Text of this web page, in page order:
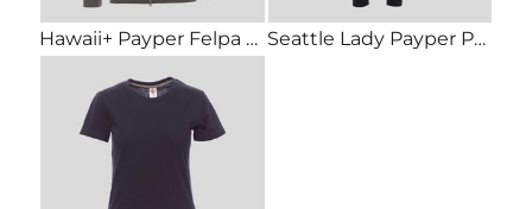
Hawaii+ Payper Felpa uomo leggera con cappuccio e zip e lacci in contrasto 80% cotone 20% poliestere Seattle Lady Payper Pantalone donna in felpa rib su fondo e vita e lacci in contrasto garzato 70% cotone 30% poliestere 300gr